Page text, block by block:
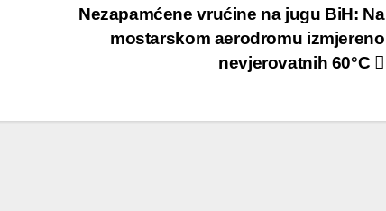
Nezapamćene vrućine na jugu BiH: Na
mostarskom aerodromu izmjereno
nevjerovatnih 60°C